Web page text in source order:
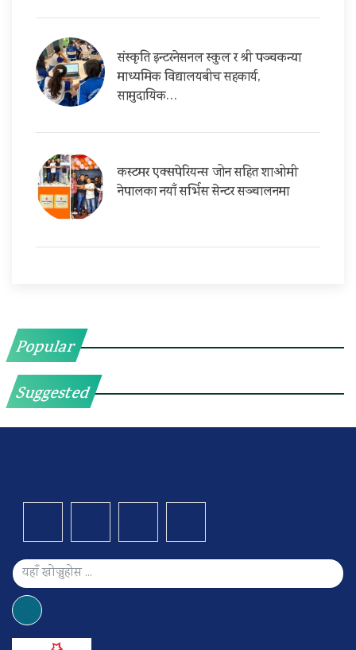
संस्कृति इन्टरनेसनल स्कुल र श्री पञ्चकन्या
माध्यमिक विद्यालयबीच सहकार्य,
सामुदायिक…
कस्टमर एक्सपेरियन्स जोन सहित शाओमी
नेपालका नयाँ सर्भिस सेन्टर सञ्चालनमा
Popular
Suggested